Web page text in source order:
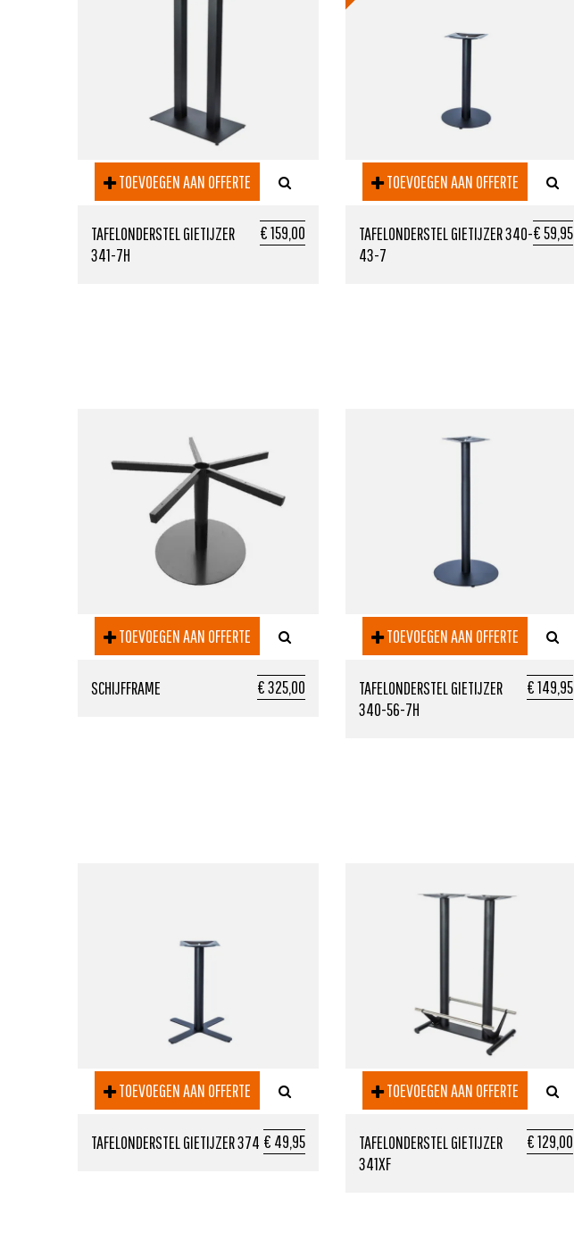
TOEVOEGEN AAN OFFERTE
€ 159,00
TAFELONDERSTEL GIETIJZER
341-7H
TOEVOEGEN AAN OFFERTE
€ 59,95
TAFELONDERSTEL GIETIJZER 340-
43-7
TOEVOEGEN AAN OFFERTE
€ 325,00
SCHIJFFRAME
TOEVOEGEN AAN OFFERTE
€ 149,95
TAFELONDERSTEL GIETIJZER
340-56-7H
TOEVOEGEN AAN OFFERTE
€ 49,95
TAFELONDERSTEL GIETIJZER 374
TOEVOEGEN AAN OFFERTE
€ 129,00
TAFELONDERSTEL GIETIJZER
341XF